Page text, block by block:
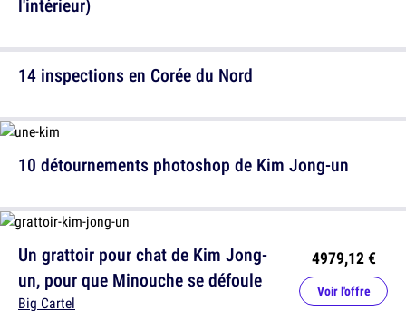
l'intérieur)
14 inspections en Corée du Nord
Un grattoir pour chat de Kim Jong-
un, pour que Minouche se défoule
Big Cartel
4979,12 €
Voir l'offre
10 détournements photoshop de Kim Jong-un